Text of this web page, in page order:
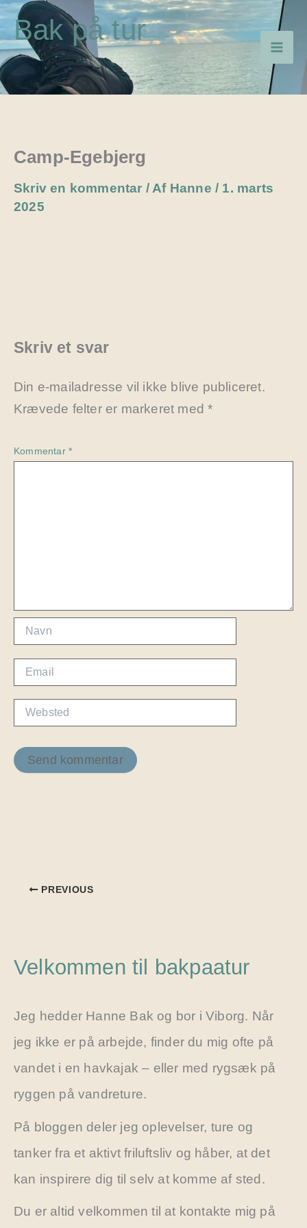
Gå
til
indholdet
Bak på tur
Camp-Egebjerg
Skriv en kommentar / Af Hanne/ 1. marts
2025
Skriv et svar
Din e-mailadresse vil ikke blive publiceret.
Krævede felter er markeret med*
Kommentar *
Navn
Websted
PREVIOUS
Velkommen til bakpaatur
Jeg hedder Hanne Bak og bor i Viborg. Når
jeg ikke er på arbejde, finder du mig ofte på
vandet i en havkajak – eller med rygsæk på
ryggen på vandreture.
På bloggen deler jeg oplevelser, ture og
tanker fra et aktivt friluftsliv og håber, at det
kan inspirere dig til selv at komme af sted.
Du er altid velkommen til at kontakte mig på